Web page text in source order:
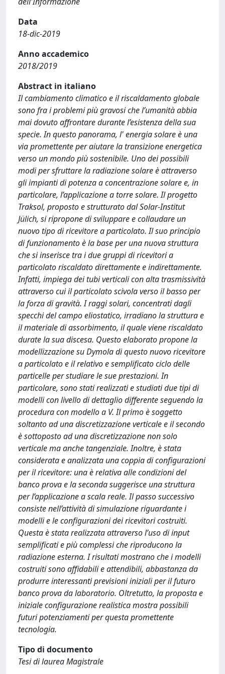
Data
18-dic-2019
Anno accademico
2018/2019
Abstract in italiano
Il cambiamento climatico e il riscaldamento globale
sono fra i problemi più gravosi che l’umanità abbia
mai dovuto affrontare durante l’esistenza della sua
specie. In questo panorama, l' energia solare è una
via promettente per aiutare la transizione energetica
verso un mondo più sostenibile. Uno dei possibili
modi per sfruttare la radiazione solare è attraverso
gli impianti di potenza a concentrazione solare e, in
particolare, l’applicazione a torre solare. Il progetto
Traksol, proposto e strutturato dal Solar-Institut
Jülich, si ripropone di sviluppare e collaudare un
nuovo tipo di ricevitore a particolato. Il suo principio
di funzionamento è la base per una nuova struttura
che si inserisce tra i due gruppi di ricevitori a
particolato riscaldato direttamente e indirettamente.
Infatti, impiega dei tubi verticali con alta trasmissività
attraverso cui il particolato scivola verso il basso per
la forza di gravità. I raggi solari, concentrati dagli
specchi del campo eliostatico, irradiano la struttura e
il materiale di assorbimento, il quale viene riscaldato
durate la sua discesa. Questo elaborato propone la
modellizzazione su Dymola di questo nuovo ricevitore
a particolato e il relativo e semplificato ciclo delle
particelle per studiare le sue prestazioni. In
particolare, sono stati realizzati e studiati due tipi di
modelli con livello di dettaglio differente seguendo la
procedura con modello a V. Il primo è soggetto
soltanto ad una discretizzazione verticale e il secondo
è sottoposto ad una discretizzazione non solo
verticale ma anche tangenziale. Inoltre, è stata
considerata e analizzata una coppia di configurazioni
per il ricevitore: una è relativa alle condizioni del
banco prova e la seconda suggerisce una struttura
per l’applicazione a scala reale. Il passo successivo
consiste nell’attività di simulazione riguardante i
modelli e le configurazioni dei ricevitori costruiti.
Questa è stata realizzata attraverso l’uso di input
semplificati e più complessi che riproducono la
radiazione esterna. I risultati mostrano che i modelli
costruiti sono affidabili e attendibili, abbastanza da
produrre interessanti previsioni iniziali per il futuro
banco prova da laboratorio. Oltretutto, la proposta e
iniziale configurazione realistica mostra possibili
futuri potenziamenti per questa promettente
tecnologia.
Tipo di documento
Tesi di laurea Magistrale